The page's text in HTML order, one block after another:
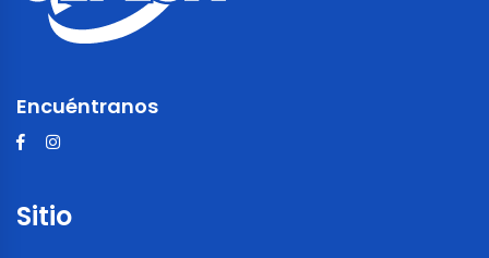
Encuéntranos
Sitio